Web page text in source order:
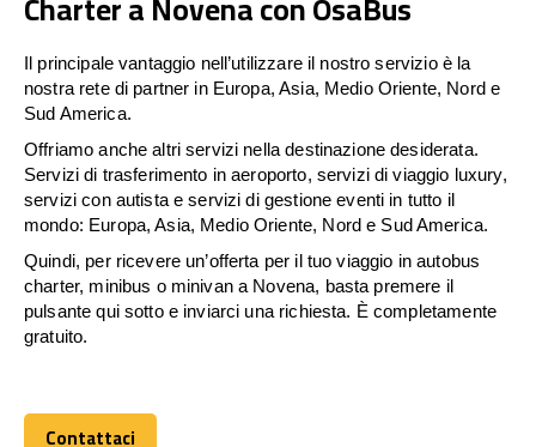
Il principale vantaggio nell’utilizzare il nostro servizio è la
nostra rete di partner in Europa, Asia, Medio Oriente, Nord e
Sud America.
Offriamo anche altri servizi nella destinazione desiderata.
Servizi di trasferimento in aeroporto, servizi di viaggio luxury,
servizi con autista e servizi di gestione eventi in tutto il
mondo: Europa, Asia, Medio Oriente, Nord e Sud America.
Quindi, per ricevere un’offerta per il tuo viaggio in autobus
charter, minibus o minivan a Novena, basta premere il
pulsante qui sotto e inviarci una richiesta. È completamente
gratuito.
Contattaci